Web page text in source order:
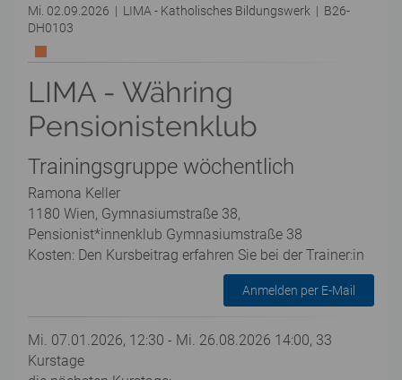
Mi. 02.09.2026 | LIMA - Katholisches Bildungswerk | B26-
DH0103
LIMA - Währing
Pensionistenklub
Trainingsgruppe wöchentlich
Ramona Keller
1180 Wien, Gymnasiumstraße 38,
Pensionist*innenklub Gymnasiumstraße 38
Kosten: Den Kursbeitrag erfahren Sie bei der Trainer:in
Anmelden per E-Mail
Mi. 07.01.2026, 12:30 - Mi. 26.08.2026 14:00, 33
Kurstage